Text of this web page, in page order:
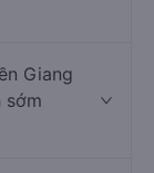
Giang
sớm